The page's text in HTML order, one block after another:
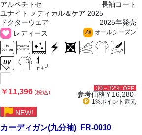
アルベチトセ
長袖コート
ユナイト メディカル＆ケア 2025
ドクターウェア
2025年発売
レディース
All オールシーズン
￥11,396(税込)
30～32% OFF
参考価格￥16,280-
1%ポイント 還元
NEW!
カーディガン(九分袖) FR-0010